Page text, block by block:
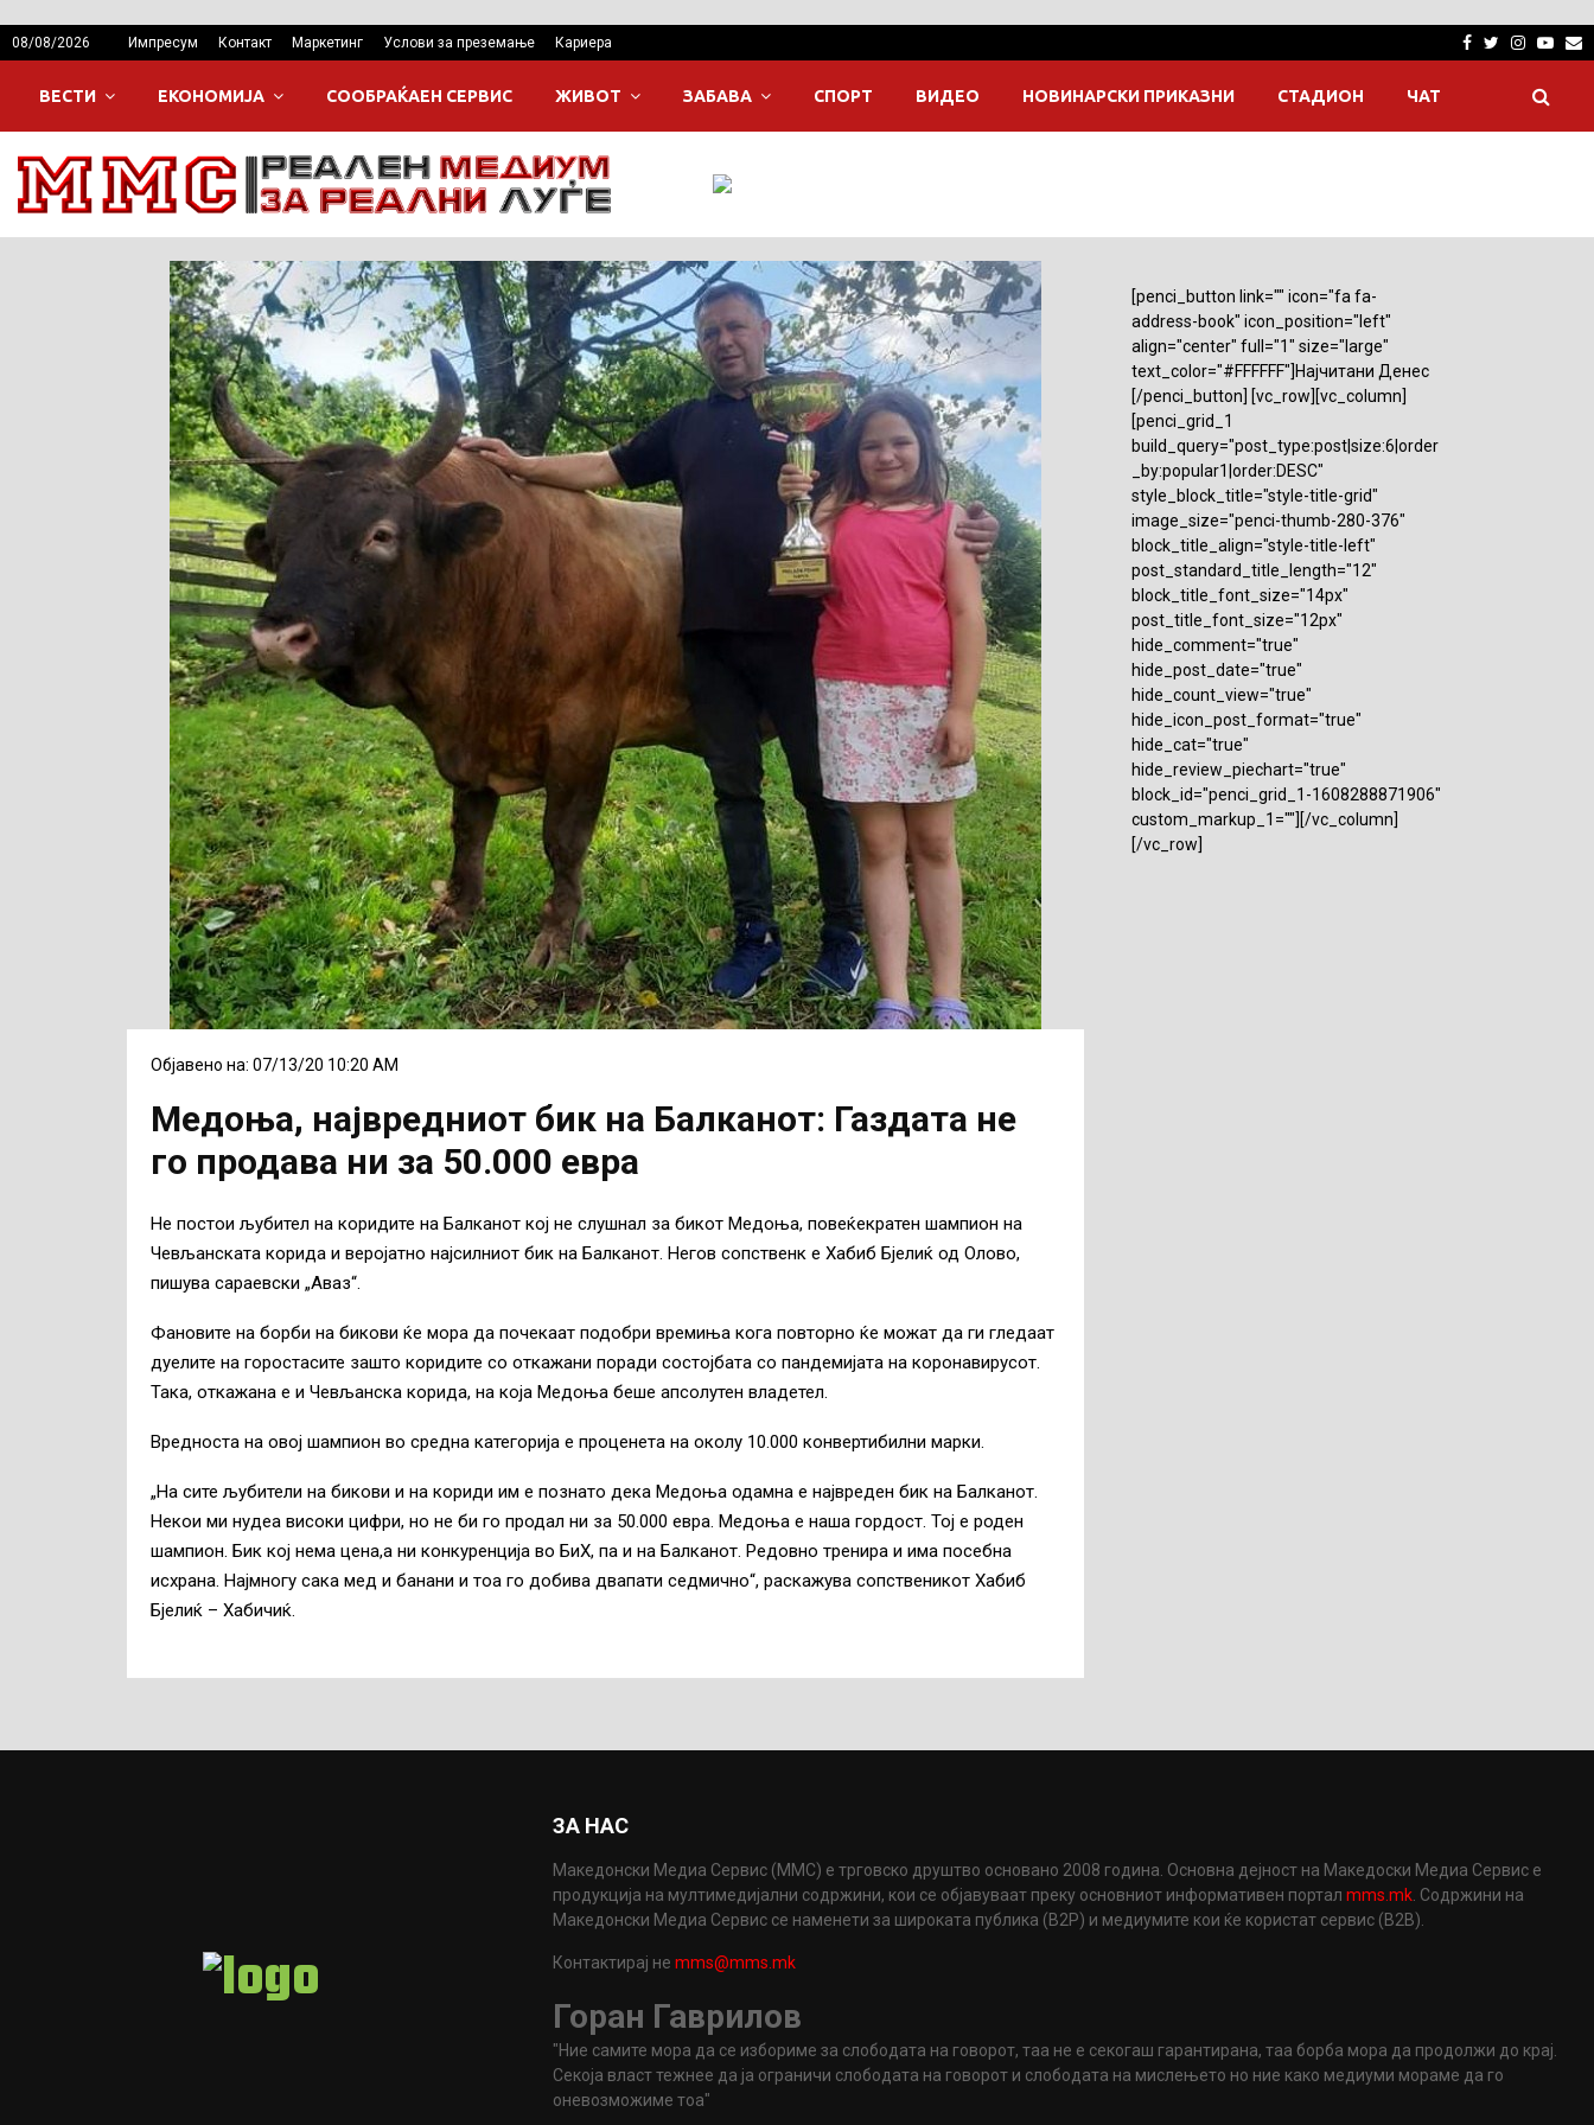
08/08/2026 Импресум Контакт Маркетинг Услови за преземање Кариера Facebook
Twitter
ВЕСТИ ЕКОНОМИЈА СООБРАЌАЕН СЕРВИС ЖИВОТ ЗАБАВА СПОРТ ВИДЕО НОВИНАРСКИ ПРИКАЗНИ СТАДИОН ЧАТ
Објавено на: 07/13/20 10:20 AM
Медоња, највредниот бик на Балканот: Газдата не
го продава ни за 50.000 евра
Не постои љубител на коридите на Балканот кој не слушнал за бикот Медоња, повеќекратен шампион на
Чевљанската корида и веројатно најсилниот бик на Балканот. Негов сопственк е Хабиб Бјелиќ од Олово,
пишува сараевски „Аваз“.
Фановите на борби на бикови ќе мора да почекаат подобри времиња кога повторно ќе можат да ги гледаат
дуелите на горостасите зашто коридите со откажани поради состојбата со пандемијата на коронавирусот.
Така, откажана е и Чевљанска корида, на која Медоња беше апсолутен владетел.
Вредноста на овој шампион во средна категорија е проценета на околу 10.000 конвертибилни марки.
„На сите љубители на бикови и на кориди им е познато дека Медоња одамна е највреден бик на Балканот.
Некои ми нудеа високи цифри, но не би го продал ни за 50.000 евра. Медоња е наша гордост. Тој е роден
шампион. Бик кој нема цена,а ни конкуренција во БиХ, па и на Балканот. Редовно тренира и има посебна
исхрана. Најмногу сака мед и банани и тоа го добива двапати седмично“, раскажува сопственикот Хабиб
Бјелиќ – Хабичиќ.
[penci_button link="" icon="fa fa-
address-book" icon_position="left"
align="center" full="1" size="large"
text_color="#FFFFFF"]Најчитани Денес
[/penci_button] [vc_row][vc_column]
[penci_grid_1
build_query="post_type:post|size:6|order
_by:popular1|order:DESC"
style_block_title="style-title-grid"
image_size="penci-thumb-280-376"
block_title_align="style-title-left"
post_standard_title_length="12"
block_title_font_size="14px"
post_title_font_size="12px"
hide_comment="true"
hide_post_date="true"
hide_count_view="true"
hide_icon_post_format="true"
hide_cat="true"
hide_review_piechart="true"
block_id="penci_grid_1-1608288871906"
custom_markup_1=""][/vc_column]
[/vc_row]
ЗА НАС
Македонски Медиа Сервис (ММС) е трговско друштво основано 2008 година. Основна дејност на Македоски Медиа Сервис е
продукција на мултимедијални содржини, кои се објавуваат преку основниот информативен порталmms.mk. Содржини на
Македонски Медиа Сервис се наменети за широката публика (B2P) и медиумите кои ќе користат сервис (B2B).
Контактирај неmms@mms.mk
Горан Гаврилов
"Ние самите мора да се избориме за слободата на говорот, таа не е секогаш гарантирана, таа борба мора да продолжи до крај.
Секоја власт тежнее да ја ограничи слободата на говорот и слободата на мислењето но ние како медиуми мораме да го
оневозможиме тоа"